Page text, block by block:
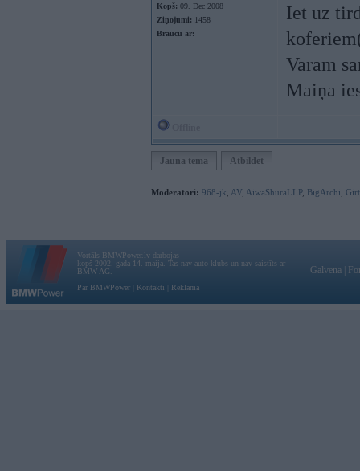
Kopš: 09. Dec 2008
Ziņojumi: 1458
Braucu ar:
Iet uz
Varam
Maiņa
Jauna tēma Atbildēt
Moderatori: 968-jk AV AiwaShuraLLP, BigArchi
Vortāls BMWPower.lv darbojas
kopš 2002. gada 14. maija. Tas nav auto klubs un nav saistīts ar
BMW AG.
Par BMWPower
Kontakti Reklāma
Galvena